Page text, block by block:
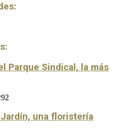
Parque Sindical, la más
una floristería